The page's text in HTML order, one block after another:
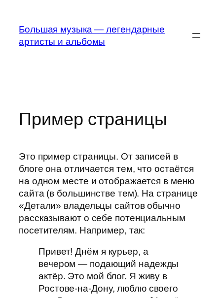
содержимому
Большая музыка — легендарные
артисты и альбомы
Пример страницы
Это пример страницы. От записей в
блоге она отличается тем, что остаётся
на одном месте и отображается в меню
сайта (в большинстве тем). На странице
«Детали» владельцы сайтов обычно
рассказывают о себе потенциальным
посетителям. Например, так:
Привет! Днём я курьер, а
вечером — подающий надежды
актёр. Это мой блог. Я живу в
Ростове-на-Дону, люблю своего